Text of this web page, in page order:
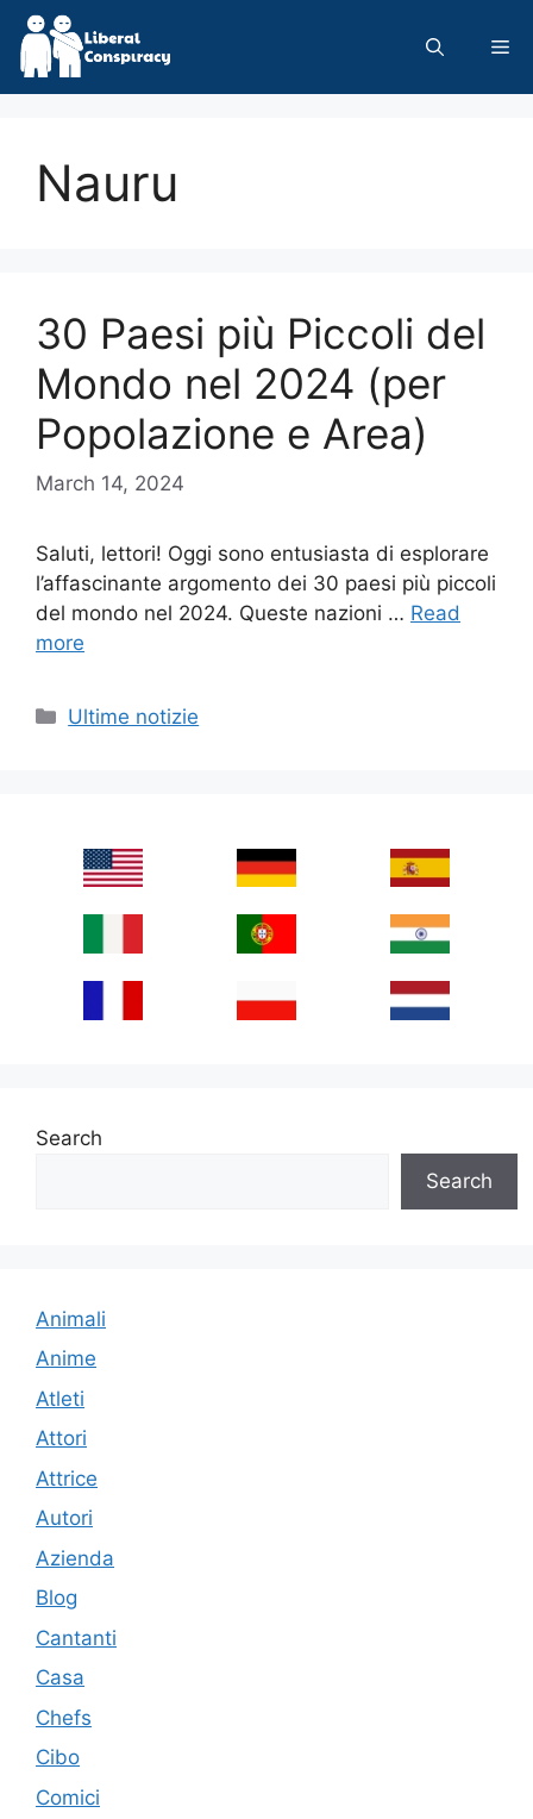
Skip
content
Nauru
30 Paesi più Piccoli del
Mondo nel 2024 (per
Popolazione e Area)
March 14, 2024
Saluti, lettori! Oggi sono entusiasta di esplorare
l’affascinante argomento dei 30 paesi più piccoli
del mondo nel 2024. Queste nazioni … Read
more
Categories
Ultime notizie
Search
Search
Animali
Anime
Atleti
Attori
Attrice
Autori
Azienda
Blog
Cantanti
Casa
Chefs
Cibo
Comici